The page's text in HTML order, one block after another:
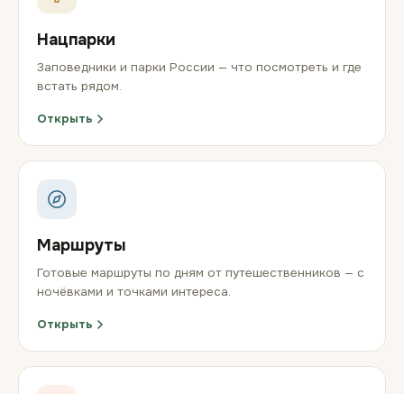
Нацпарки
Заповедники и парки России — что посмотреть и где
встать рядом.
Открыть
Маршруты
Готовые маршруты по дням от путешественников — с
ночёвками и точками интереса.
Открыть